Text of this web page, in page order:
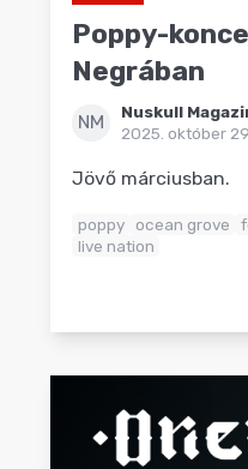
Poppy-
Negrában
NM
Nuskull
2025. október
Jövő márciusban.
poppy ocean grove
live nation